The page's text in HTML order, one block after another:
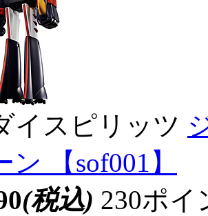
イスピリッツ
ン 【sof001】
(税込) 230ポ